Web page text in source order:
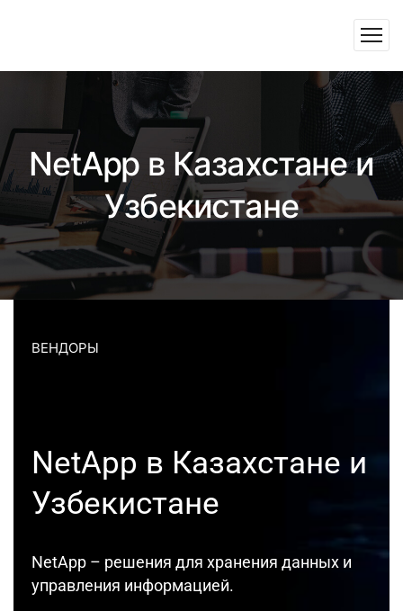
NetApp в Казахстане и
Узбекистане
ВЕНДОРЫ
NetApp в Казахстане и
Узбекистане
NetApp – решения для хранения данных и
управления информацией.